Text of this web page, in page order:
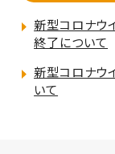
新型コロナウ
終了について
新型コロナウ
いて